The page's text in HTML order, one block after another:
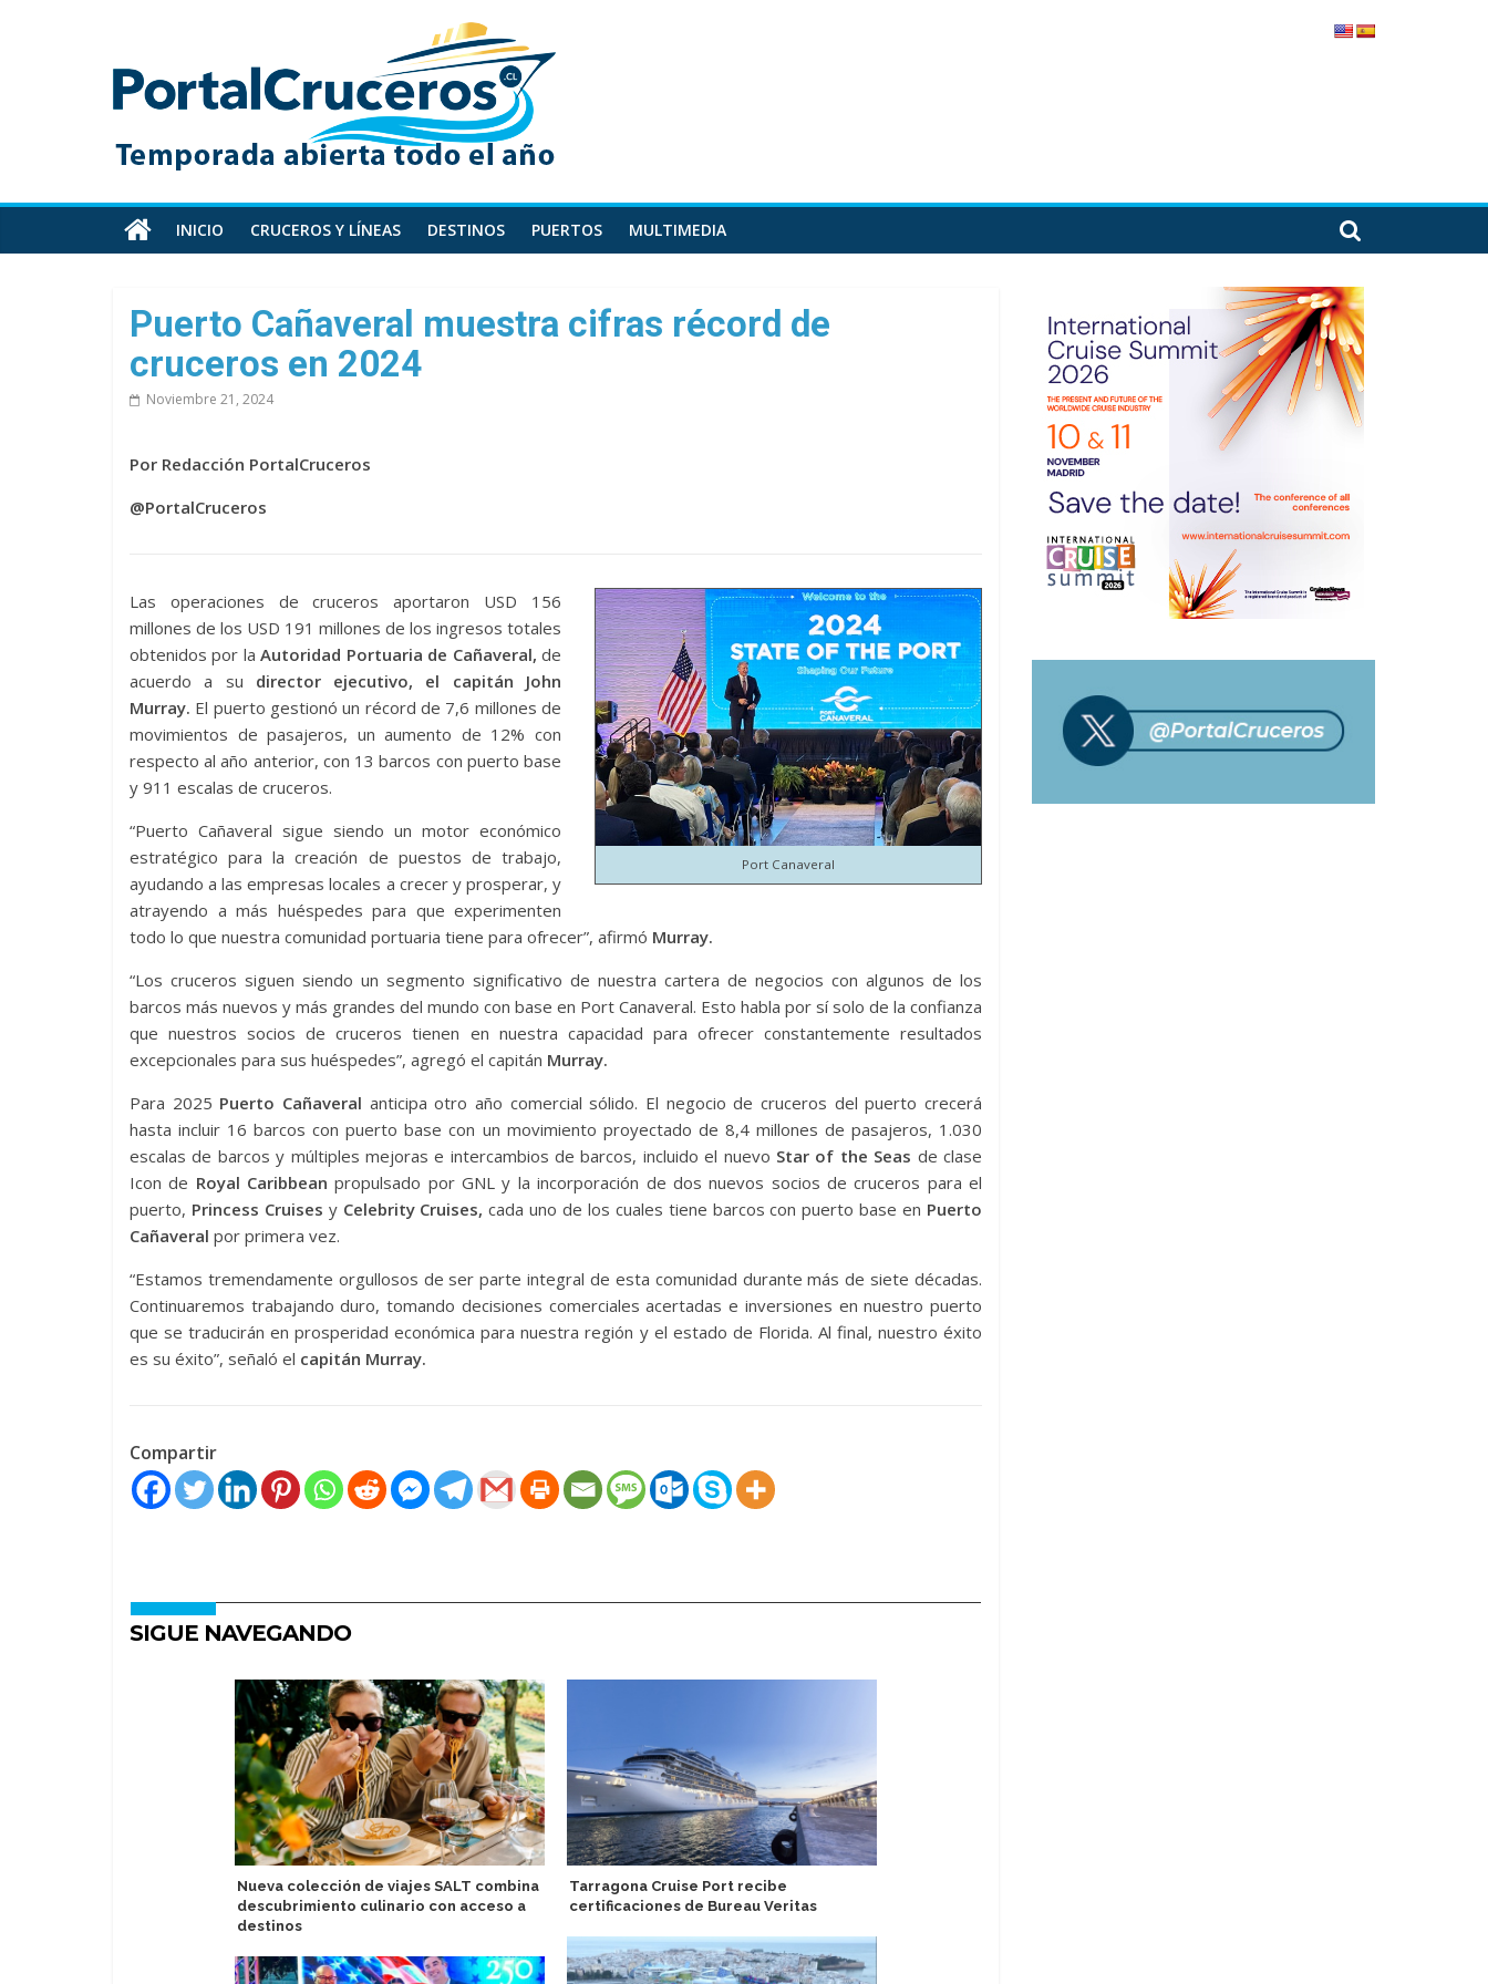
PortalCruceros
Toda
información
cruceros
en
un
sitio
INICIO CRUCEROS Y LÍNEAS DESTINOS PUERTOS MULTIMEDIA
Puerto Cañaveral muestra cifras récord de
cruceros en 2024
Noviembre 21, 2024
Por Redacción PortalCruceros
@PortalCruceros
Port Canaveral
Las operaciones de cruceros aportaron USD 156
millones de los USD 191 millones de los ingresos totales
obtenidos por la Autoridad Portuaria de Cañaveral,de
acuerdo a su director ejecutivo, el capitán John
Murray. El puerto gestionó un récord de 7,6 millones de
movimientos de pasajeros, un aumento de 12% con
respecto al año anterior, con 13 barcos con puerto base
y 911 escalas de cruceros.
“Puerto Cañaveral sigue siendo un motor económico
estratégico para la creación de puestos de trabajo,
ayudando a las empresas locales a crecer y prosperar, y
atrayendo a más huéspedes para que experimenten
todo lo que nuestra comunidad portuaria tiene para ofrecer”, afirmó Murray.
“Los cruceros siguen siendo un segmento significativo de nuestra cartera de negocios con algunos de los
barcos más nuevos y más grandes del mundo con base en Port Canaveral. Esto habla por sí solo de la confianza
que nuestros socios de cruceros tienen en nuestra capacidad para ofrecer constantemente resultados
excepcionales para sus huéspedes”, agregó el capitán Murray.
Para 2025 Puerto Cañaveral anticipa otro año comercial sólido. El negocio de cruceros del puerto crecerá
hasta incluir 16 barcos con puerto base con un movimiento proyectado de 8,4 millones de pasajeros, 1.030
escalas de barcos y múltiples mejoras e intercambios de barcos, incluido el nuevo Star of the Seas de clase
Icon de Royal Caribbean propulsado por GNL y la incorporación de dos nuevos socios de cruceros para el
puerto, Princess Cruises yCelebrity Cruises, cada uno de los cuales tiene barcos con puerto base en Puerto
Cañaveral por primera vez.
“Estamos tremendamente orgullosos de ser parte integral de esta comunidad durante más de siete décadas.
Continuaremos trabajando duro, tomando decisiones comerciales acertadas e inversiones en nuestro puerto
que se traducirán en prosperidad económica para nuestra región y el estado de Florida. Al final, nuestro éxito
es su éxito”, señaló el capitán Murray.
Compartir
SIGUE NAVEGANDO
Nueva colección de viajes SALT combina
descubrimiento culinario con acceso a
destinos
Tarragona Cruise Port recibe
certificaciones de Bureau Veritas